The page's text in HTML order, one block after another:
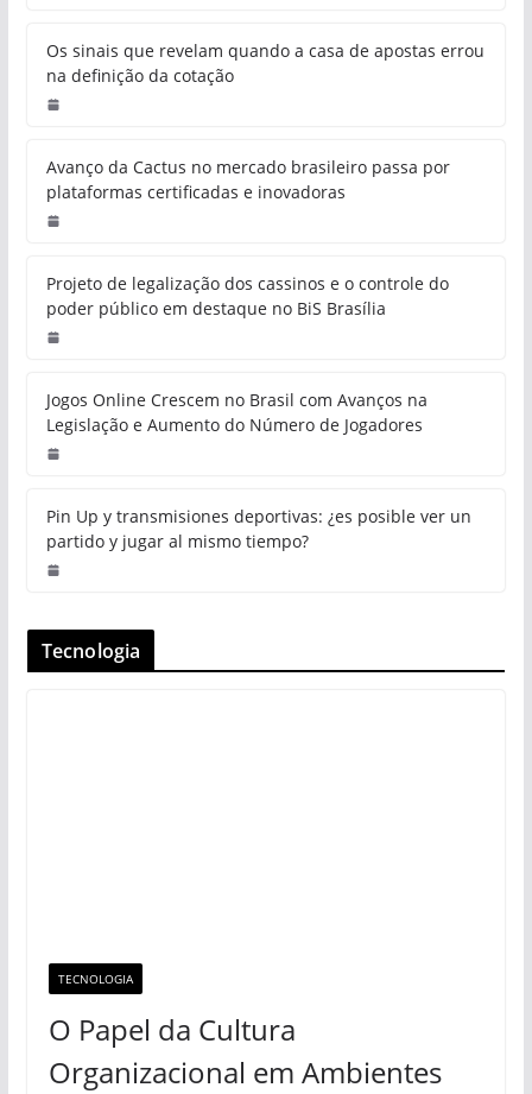
Os sinais que revelam quando a casa de apostas errou
na definição da cotação
Avanço da Cactus no mercado brasileiro passa por
plataformas certificadas e inovadoras
Projeto de legalização dos cassinos e o controle do
poder público em destaque no BiS Brasília
Jogos Online Crescem no Brasil com Avanços na
Legislação e Aumento do Número de Jogadores
Pin Up y transmisiones deportivas: ¿es posible ver un
partido y jugar al mismo tiempo?
Tecnologia
TECNOLOGIA
O Papel da Cultura
Organizacional em Ambientes